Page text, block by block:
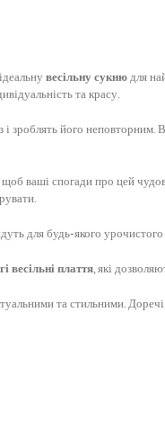
весільну сукнюдля
та красу.
зроблять його
щоб ваші спогади про цей
для будь-якого
весільні плаття, які
та стильними.